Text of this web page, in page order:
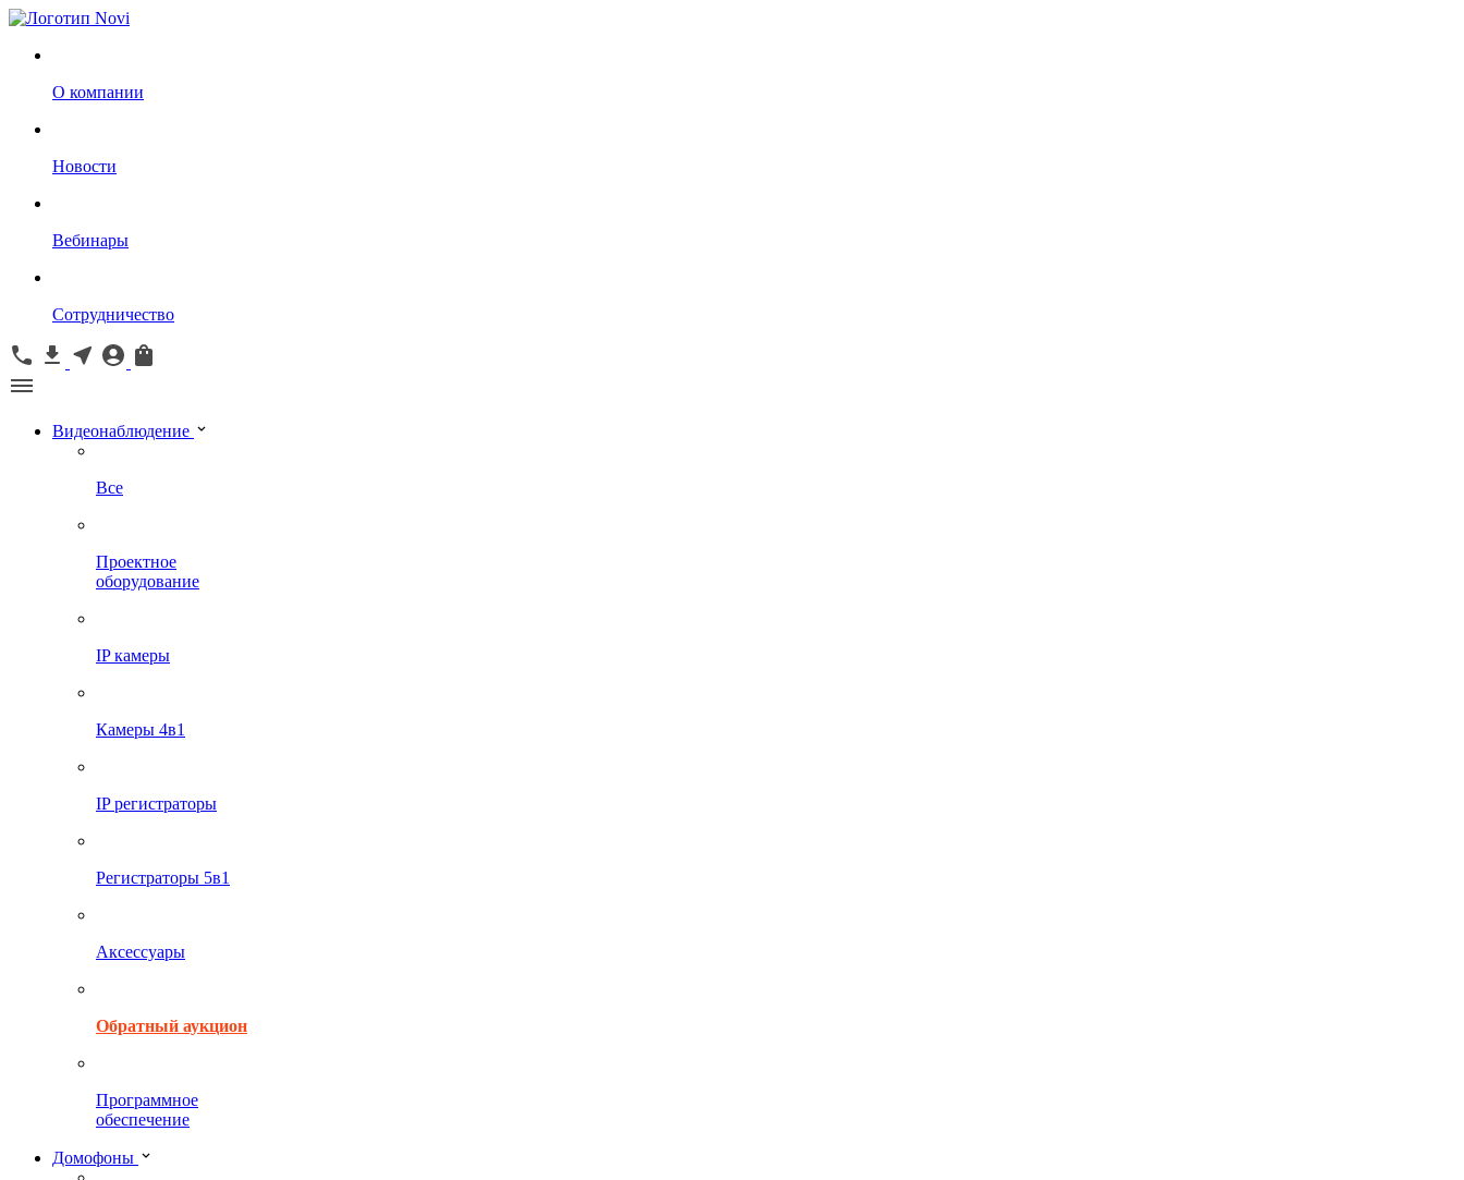
О компании
Новости
Вебинары
Сотрудничество
Видеонаблюдение
Все
Проектное
оборудование
IP камеры
Камеры 4в1
IP регистраторы
Регистраторы 5в1
Аксессуары
Обратный аукцион
Программное
обеспечение
Домофоны